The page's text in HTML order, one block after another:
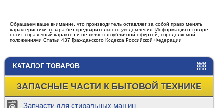
КАТАЛОГ ТОВАРОВ
ЗАПАСНЫЕ ЧАСТИ К БЫТОВОЙ ТЕХНИКЕ
Запчасти для стиральных машин
Обращаем ваше внимание, что производитель оставляет за собой право менять
характеристики товара без предварительного уведомления. Информация о товаре
носит справочный характер и не является публичной офертой, определяемой
положениями Статьи 437 Гражданского Кодекса Российской Федерации.